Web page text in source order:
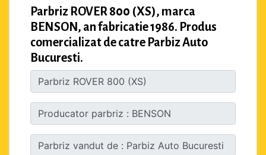
Parbriz ROVER 800 (XS), marca
BENSON, an fabricatie 1986. Produs
comercializat de catre Parbiz Auto
Bucuresti.